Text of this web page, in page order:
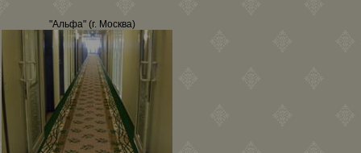
"Альфа" (г. Москва)